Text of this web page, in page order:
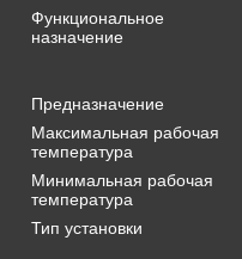
Функциональное
назначение
Предназначение
Максимальная рабочая
температура
Минимальная рабочая
температура
Тип установки